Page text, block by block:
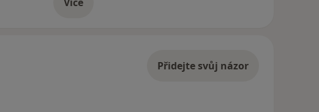
Víceo adrese
Přidejte svůj názor